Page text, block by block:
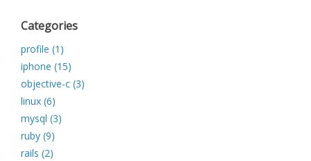
Categories
profile (1)
iphone (15)
objective-c (3)
linux (6)
mysql (3)
ruby (9)
rails (2)